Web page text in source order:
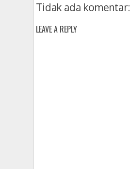
Tidak ada komentar:
LEAVE A REPLY